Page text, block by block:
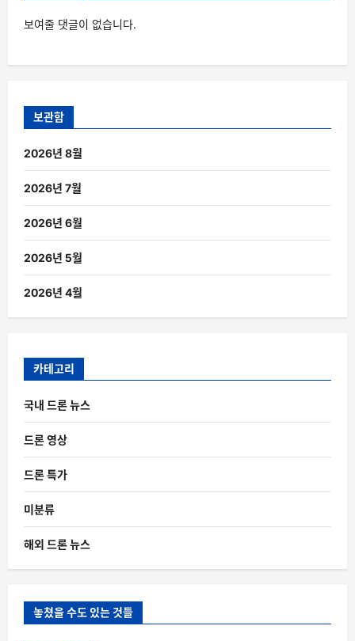
보여줄 댓글이 없습니다.
보관함
2026년 8월
2026년 7월
2026년 6월
2026년 5월
2026년 4월
카테고리
국내 드론 뉴스
드론 영상
드론 특가
미분류
해외 드론 뉴스
놓쳤을 수도 있는 것들